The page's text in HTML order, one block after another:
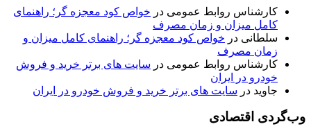
کارشناس روابط عمومی در خواص کود معجزه گر؛ راهنمای
کامل میزان و زمان مصرف
سلطانی در خواص کود معجزه گر؛ راهنمای کامل میزان و
زمان مصرف
کارشناس روابط عمومی در سایت های برتر خرید و فروش
خودرو در ایران
جاوید در سایت های برتر خرید و فروش خودرو در ایران
وب‌گردی اقتصادی